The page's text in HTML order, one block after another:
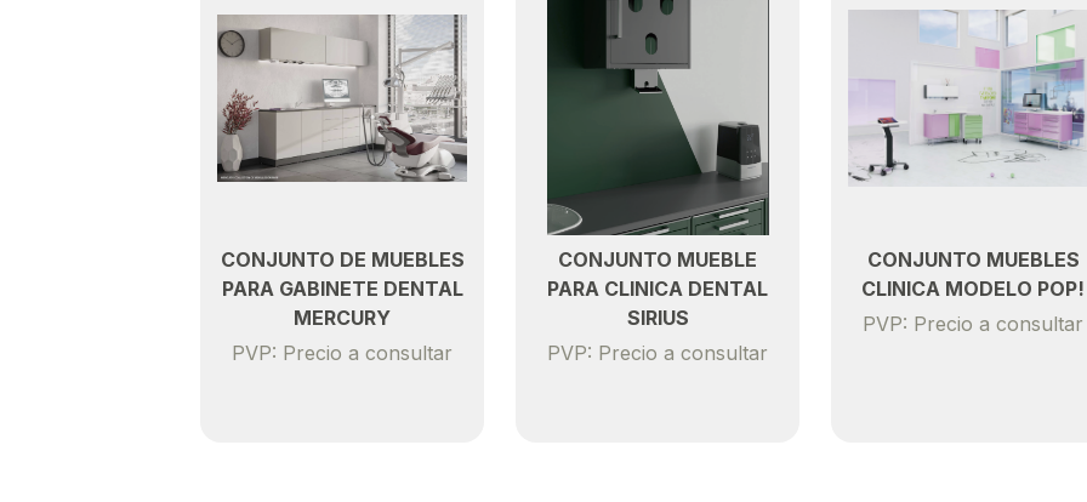
CONJUNTO DE MUEBLES
PARA GABINETE DENTAL
MERCURY
PVP: Precio a consultar
CONJUNTO MUEBLE
PARA CLINICA DENTAL
SIRIUS
PVP: Precio a consultar
CONJUNTO MUEBLES
CLINICA MODELO POP!
PVP: Precio a consultar